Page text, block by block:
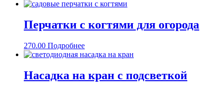
Перчатки с когтями для огорода
270.00 Подробнее
Насадка на кран с подсветкой